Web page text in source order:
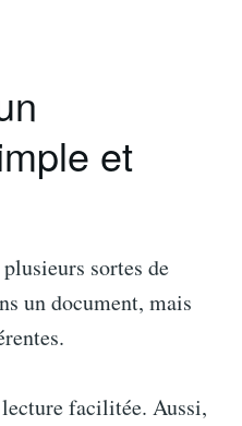
et
sortes de
un document, mais
facilitée. Aussi,